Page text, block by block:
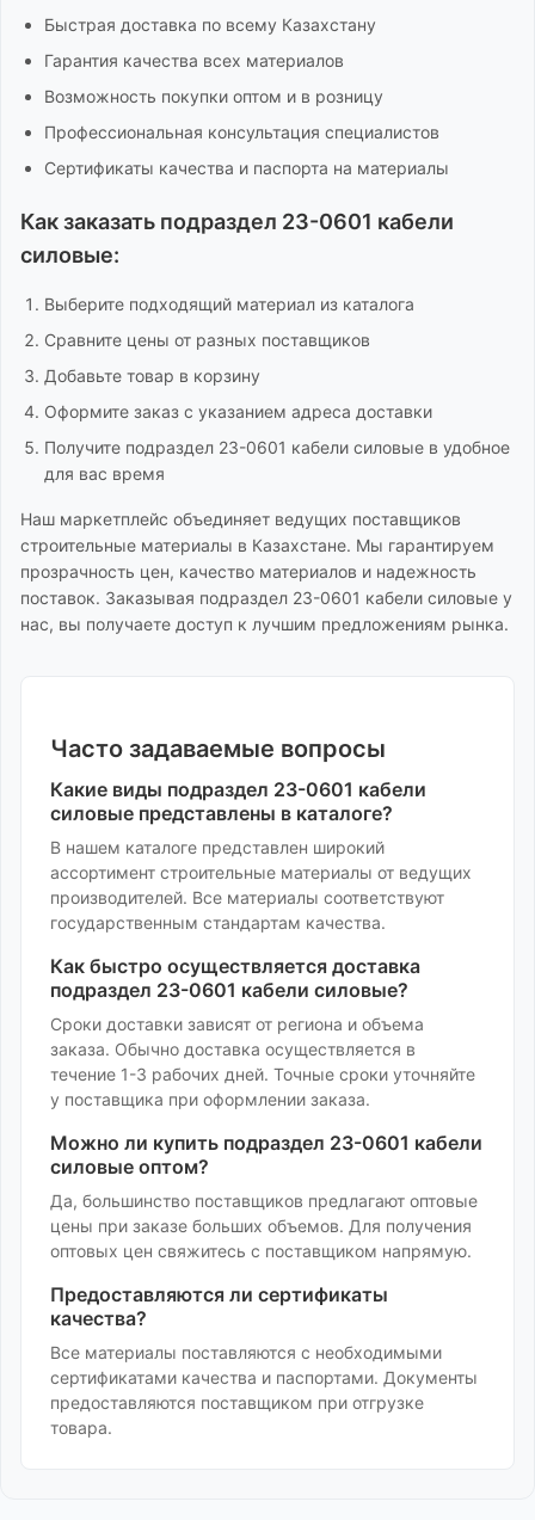
Быстрая доставка по всему Казахстану
Гарантия качества всех материалов
Возможность покупки оптом и в розницу
Профессиональная консультация специалистов
Сертификаты качества и паспорта на материалы
Как заказать подраздел 23-0601 кабели
силовые:
Выберите подходящий материал из каталога
Сравните цены от разных поставщиков
Добавьте товар в корзину
Оформите заказ с указанием адреса доставки
Получите подраздел 23-0601 кабели силовые в удобное
для вас время
Наш маркетплейс объединяет ведущих поставщиков
строительные материалы в Казахстане. Мы гарантируем
прозрачность цен, качество материалов и надежность
поставок. Заказывая подраздел 23-0601 кабели силовые у
нас, вы получаете доступ к лучшим предложениям рынка.
Часто задаваемые вопросы
Какие виды подраздел 23-0601 кабели
силовые представлены в каталоге?
В нашем каталоге представлен широкий
ассортимент строительные материалы от ведущих
производителей. Все материалы соответствуют
государственным стандартам качества.
Как быстро осуществляется доставка
подраздел 23-0601 кабели силовые?
Сроки доставки зависят от региона и объема
заказа. Обычно доставка осуществляется в
течение 1-3 рабочих дней. Точные сроки уточняйте
у поставщика при оформлении заказа.
Можно ли купить подраздел 23-0601 кабели
силовые оптом?
Да, большинство поставщиков предлагают оптовые
цены при заказе больших объемов. Для получения
оптовых цен свяжитесь с поставщиком напрямую.
Предоставляются ли сертификаты
качества?
Все материалы поставляются с необходимыми
сертификатами качества и паспортами. Документы
предоставляются поставщиком при отгрузке
товара.